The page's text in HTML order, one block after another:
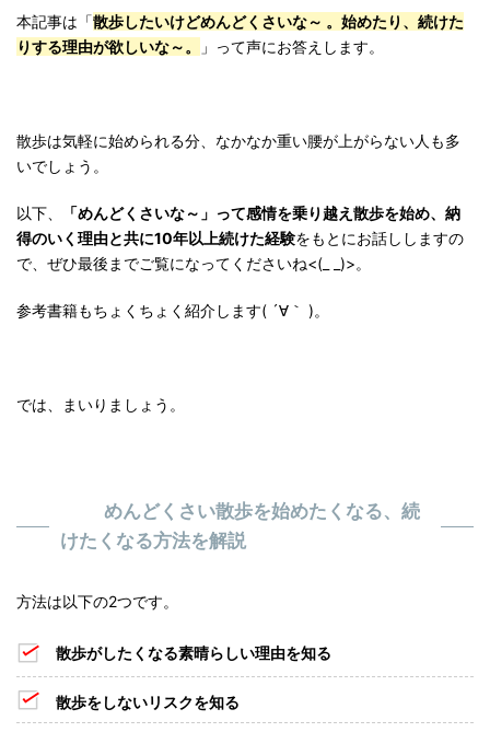
本記事は「散歩したいけどめんどくさいな～ 。始めたり、続けた
りする理由が欲しいな～。
」って声にお答えします。
散歩は気軽に始められる分、なかなか重い腰が上がらない人も多
いでしょう。
以下、
「めんどくさいな～」って感情を乗り越え散歩を始め、納
得のいく理由と共に10年以上続けた経験をもとにお話ししますの
で、ぜひ最後までご覧になってくださいね<(_ _)>。
参考書籍もちょくちょく紹介します( ´∀｀ )。
では、まいりましょう。
めんどくさい散歩を始めたくなる、続
けたくなる方法を解説
方法は以下の2つです。
散歩がしたくなる素晴らしい理由を知る
散歩をしないリスクを知る